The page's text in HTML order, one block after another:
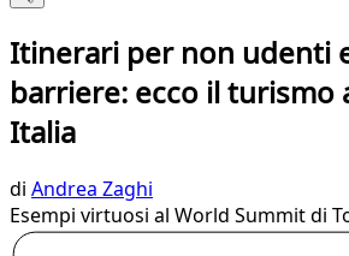
Itinerari per non udenti
barriere: ecco il turismo
Italia
di Andrea Zaghi
Esempi virtuosi al World Summit di